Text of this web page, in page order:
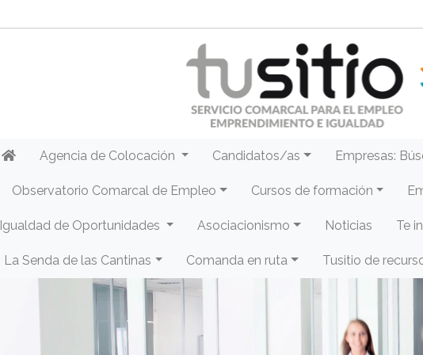
Agencia de Colocación Candidatos/as Empresas:
Observatorio Comarcal de Empleo Cursos de formación
Igualdad de Oportunidades Asociacionismo Noticias Te
La Senda de las Cantinas Comanda en ruta Tusitio de